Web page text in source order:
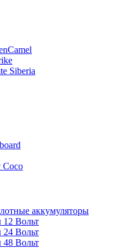
Siberia
Coco
аккумуляторы
12 Вольт
24 Вольт
48 Вольт